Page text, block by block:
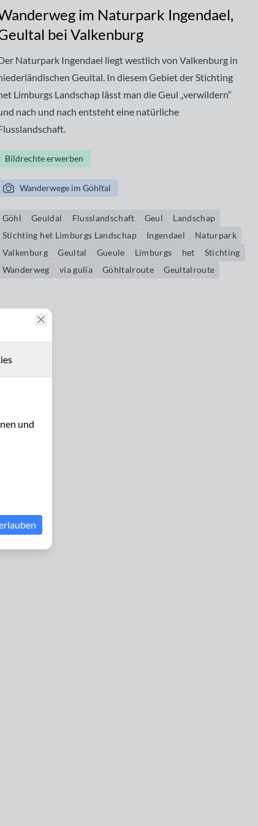
im Naturpark Ingendael,
bei Valkenburg
Naturpark Ingendael liegt westlich von Valkenburg in
Geultal. In diesem Gebiet der Stichting
Limburgs Landschap lässt man die Geul „verwildern“
nach und nach entsteht eine natürliche
Bildrechte erwerben
Wanderwege im Göhltal
Göhl Geuldal Flusslandschaft Geul
Landschap
Stichting het Limburgs Landschap
Ingendael
Naturpark
Valkenburg
Geultal Gueule Limburgs het
Stichting
Wanderweg
via gulia Göhltalroute Geultalroute
und